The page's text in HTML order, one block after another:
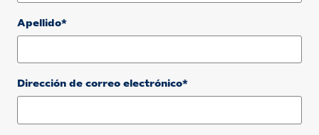
Apellido*
Dirección de correo electrónico*